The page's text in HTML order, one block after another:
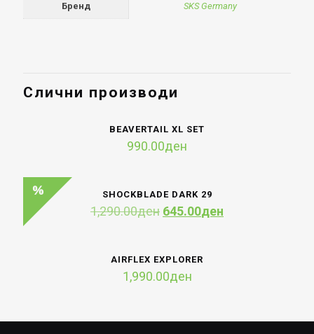
Бренд SKS Germany
Слични производи
BEAVERTAIL XL SET
990.00ден
SHOCKBLADE DARK 29
1,290.00ден Original
645.00ден
AIRFLEX EXPLORER
1,990.00ден